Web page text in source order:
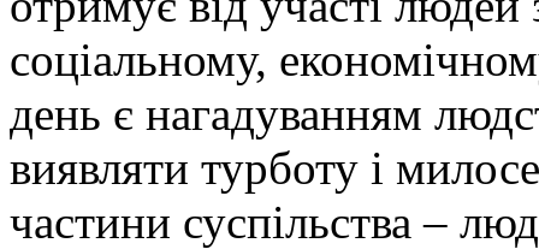
соціальному,
день є нагадуванням
виявляти турботу і
частини суспільства –